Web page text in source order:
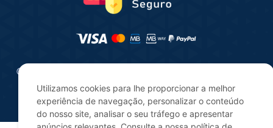
© 2025 | Consultua | Todos os direitos reservados |
Desenvolvido pordigitalgreen
Utilizamos cookies para lhe proporcionar a melhor
experiência de navegação, personalizar o conteúdo
do nosso site, analisar o seu tráfego e apresentar